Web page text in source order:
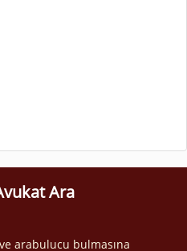
Ara
arabulucu bulmasına